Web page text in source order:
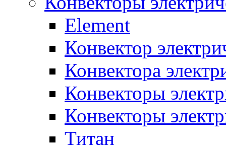
Element
Конвектор
Конвектора
Конвекторы
Конвекторы
Титан